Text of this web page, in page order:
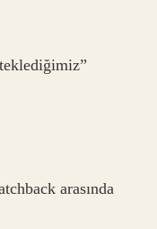
arasında